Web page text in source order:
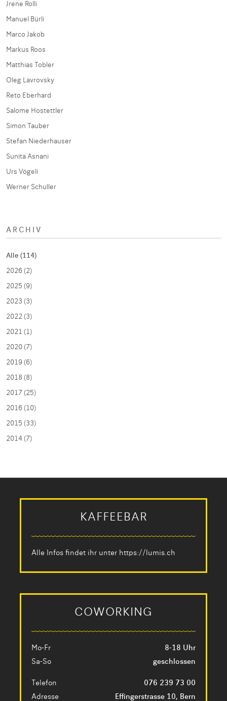
Jrene Rolli
Manuel Bürli
Marco Jakob
Markus Roos
Matthias Tobler
Oleg Lavrovsky
Reto Eberhard
Salome Hostettler
Simon Tauber
Stefan Niederhauser
Sunita Asnani
Urs Vögeli
Werner Schuller
ARCHIV
Alle (114)
2026 (2)
2025 (9)
2023 (3)
2022 (3)
2021 (1)
2020 (7)
2019 (6)
2018 (8)
2017 (25)
2016 (10)
2015 (33)
2014 (7)
COWORKING
Mo-Fr
8-18 Uhr
Sa-So
geschlossen
Telefon
076 239 73 00
Adresse
Effingerstrasse 10, Bern
KAFFEEBAR
Alle Infos findet ihr unter https://lumis.ch